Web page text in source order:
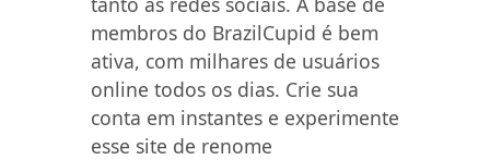
membros do BrazilCupid é bem
ativa, com milhares de usuários
online todos os dias. Crie sua
conta em instantes e experimente
esse site de renome